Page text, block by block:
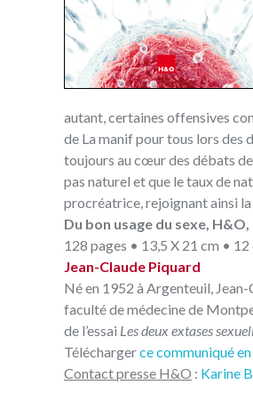
autant, certaines offensives
de La manif pour tous lors des
toujours au cœur des débats
pas naturel et que le taux de
procréatrice, rejoignant ainsi la
Du bon usage du sexe, H&O,
128 pages • 13,5 X 21 cm •
Jean-Claude Piquard
Né en 1952 à Argenteuil,
faculté de médecine de
de l’essai Les deux extases
Téléchargerce communiqué
Contact presse H&O : Karine